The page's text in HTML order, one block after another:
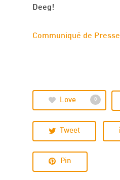
Deeg!
Communiqué de Presse
Love 0
Tweet
Pin